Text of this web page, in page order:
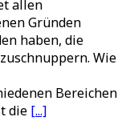
allen
Gründen
haben, die
Wie
Bereichen
die [...]